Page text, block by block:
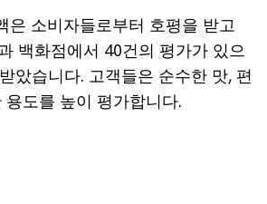
은 소비자들로부터 호평을 받고
백화점에서 40건의 평가가 있으
았습니다. 고객들은 순수한 맛, 편
용도를 높이 평가합니다.